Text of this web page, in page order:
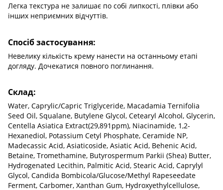
Легка текстура не залишає по собі липкості, плівки або
інших неприємних відчуттів.
Спосіб застосування:
Невелику кількість крему нанести на останньому етапі
догляду. Дочекатися повного поглинання.
Склад:
Water, Caprylic/Capric Triglyceride, Macadamia Ternifolia
Seed Oil, Squalane, Butylene Glycol, Cetearyl Alcohol, Glycerin,
Centella Asiatica Extract(29,891ppm), Niacinamide, 1,2-
Hexanediol, Potassium Cetyl Phosphate, Ceramide NP,
Madecassic Acid, Asiaticoside, Asiatic Acid, Behenic Acid,
Betaine, Tromethamine, Butyrospermum Parkii (Shea) Butter,
Hydrogenated Lecithin, Palmitic Acid, Stearic Acid, Caprylyl
Glycol, Candida Bombicola/Glucose/Methyl Rapeseedate
Ferment, Carbomer, Xanthan Gum, Hydroxyethylcellulose,